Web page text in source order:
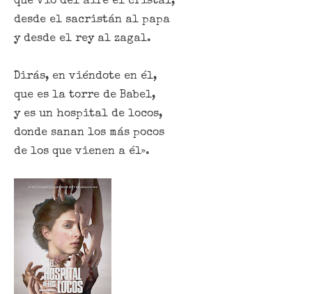
desde el sacristán al papa
y desde el rey al zagal.
Dirás, en viéndote en él,
que es la torre de Babel,
y es un hospital de locos,
donde sanan los más pocos
de los que vienen a él».